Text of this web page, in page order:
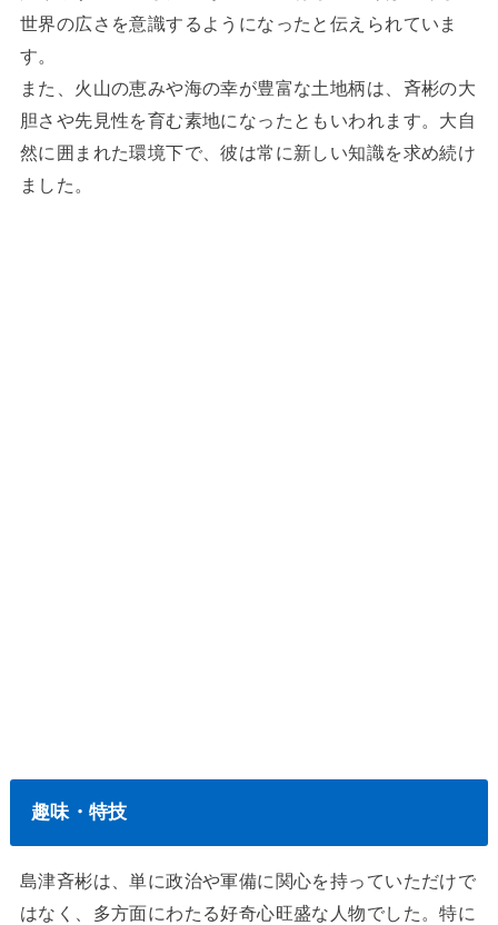
世界の広さを意識するようになったと伝えられていま
す。
また、火山の恵みや海の幸が豊富な土地柄は、斉彬の大
胆さや先見性を育む素地になったともいわれます。大自
然に囲まれた環境下で、彼は常に新しい知識を求め続け
ました。
趣味・特技
島津斉彬は、単に政治や軍備に関心を持っていただけで
はなく、多方面にわたる好奇心旺盛な人物でした。特に